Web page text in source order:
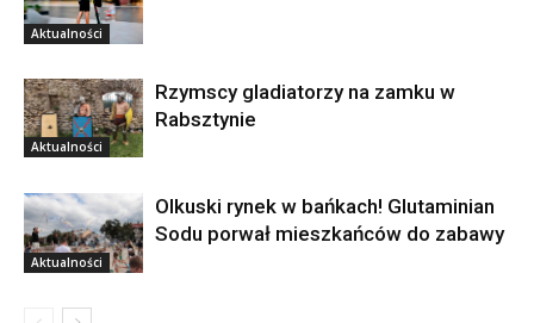
Aktualności
Aktualności
Rzymscy gladiatorzy na zamku w
Rabsztynie
Aktualności
Olkuski rynek w bańkach! Glutaminian
Sodu porwał mieszkańców do zabawy